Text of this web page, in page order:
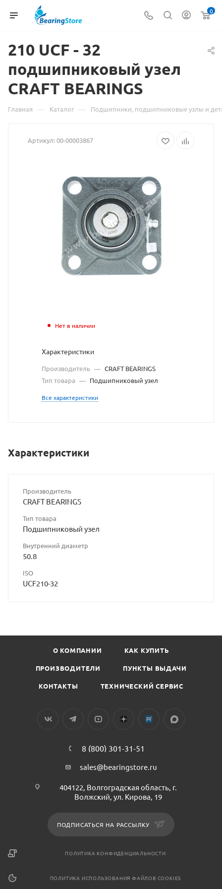
0
210 UCF Материал
о
товаре
210
-
подшипниковый
узел
CRAFT
BEARINGS
взят
с
https://
по
https://
без
разрешения
владельца
- 32
подшипниковый узел
CRAFT BEARINGS
Главная — Каталог — Подшипники, подшипниковые узлы и
Артикул:00-00003867
Нет в наличии
Характеристики
Производитель — CRAFT BEARINGS
Тип товара — Подшипниковый узел
Все характеристики
Характеристики
Производитель
CRAFT BEARINGS
Тип товара
Подшипниковый узел
Внутренний диаметр
50.8
ISO
UCF210-32
О КОМПАНИИ КАК КУПИТЬ
ПРОИЗВОДИТЕЛИ ПУНКТЫ ВЫДАЧИ
КОНТАКТЫ ТЕХНИЧЕСКИЙ СЕРВИС
8 (800) 301-31-51
sales@bearingstore.ru
404122, Волгоградская область, г.
Волжский, ул. Кирова, 19
ПОДПИСАТЬСЯ НА РАССЫЛКУ
ПОЛИТИКА КОНФИДЕНЦИАЛЬНОСТИ
ПОЛИТИКА ИСПОЛЬЗОВАНИЯ ФАЙЛОВ COOKIES